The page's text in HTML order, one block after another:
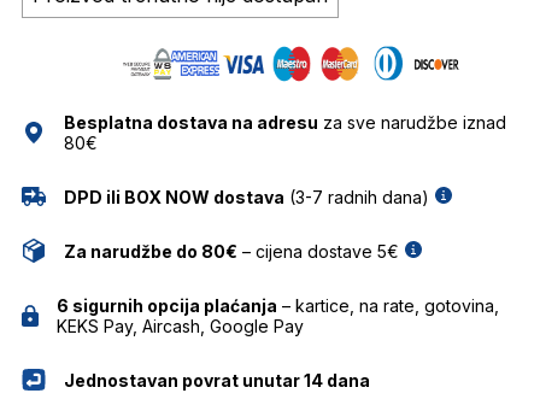
Besplatna dostava na adresu za sve narudžbe iznad
80€
DPD ili BOX NOW dostava (3-7 radnih dana)
Za narudžbe do 80€ – cijena dostave 5€
6 sigurnih opcija plaćanja – kartice, na rate, gotovina,
KEKS Pay, Aircash, Google Pay
Jednostavan povrat unutar 14 dana